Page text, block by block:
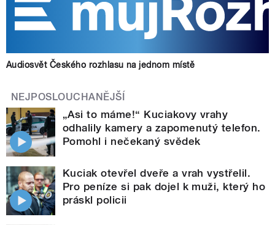
Audiosvět Českého rozhlasu na jednom místě
NEJPOSLOUCHANĚJŠÍ
„Asi to máme!“ Kuciakovy vrahy
odhalily kamery a zapomenutý telefon.
Pomohl i nečekaný svědek
Kuciak otevřel dveře a vrah vystřelil.
Pro peníze si pak dojel k muži, který ho
práskl policii